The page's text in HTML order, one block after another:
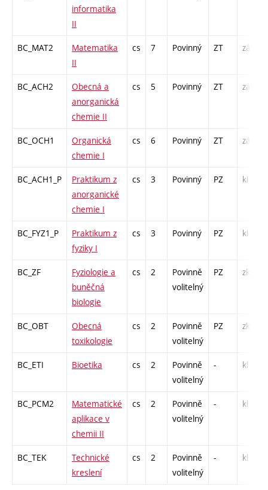
informatika
II
BC_MAT2
Matematika
II
cs 7 Povinný ZT zá,zk
BC_ACH2
Obecná a
anorganická
chemie II
cs 5 Povinný ZT zá,zk
BC_OCH1
Organická
chemie I
cs 6 Povinný ZT zá,zk
BC_ACH1_P
Praktikum z
anorganické
chemie I
cs 3 Povinný PZ kl
BC_FYZ1_P
Praktikum z
fyziky I
cs 3 Povinný PZ kl
BC_ZF
Fyziologie a
buněčná
biologie
cs 2
Povinně
volitelný
PZ zk
BC_OBT
Obecná
toxikologie
cs 2
Povinně
volitelný
PZ zk
BC_ETI Bioetika cs 2
Povinně
volitelný
- kl
BC_PCM2
Matematické
aplikace v
chemii II
cs 2
Povinně
volitelný
- kl
BC_TEK
Technické
kreslení
cs 2
Povinně
volitelný
- kl